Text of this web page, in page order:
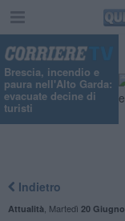
Brescia, incendio e
paura nell'Alto Garda:
evacuate decine di
turisti
Indietro
Attualità Martedì 20